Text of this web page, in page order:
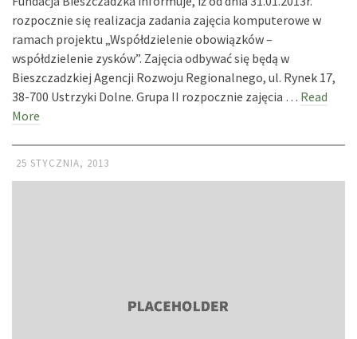
rozpocznie się realizacja zadania zajęcia komputerowe w
ramach projektu „Współdzielenie obowiązków –
współdzielenie zysków”. Zajęcia odbywać się będą w
Bieszczadzkiej Agencji Rozwoju Regionalnego, ul. Rynek 17,
38-700 Ustrzyki Dolne. Grupa II rozpocznie zajęcia … Read
More
25 STYCZNIA, 2013